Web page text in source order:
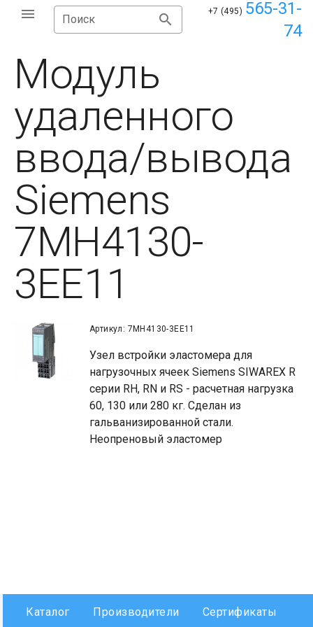
Поиск
+7 (495) 565-31-
74
Модуль
удаленного
ввода/вывода
Siemens
7MH4130-
3EE11
Артикул: 7MH4130-3EE11
Узел встройки эластомера для
нагрузочных ячеек Siemens SIWAREX R
серии RH, RN и RS - расчетная нагрузка
60, 130 или 280 кг. Сделан из
гальванизированной стали.
Неопреновый эластомер
Каталог Производители Сертификаты